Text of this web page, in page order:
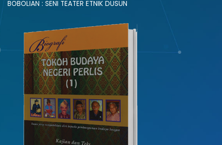
BOBOLIAN : SENI TEATER ETNIK DUSUN